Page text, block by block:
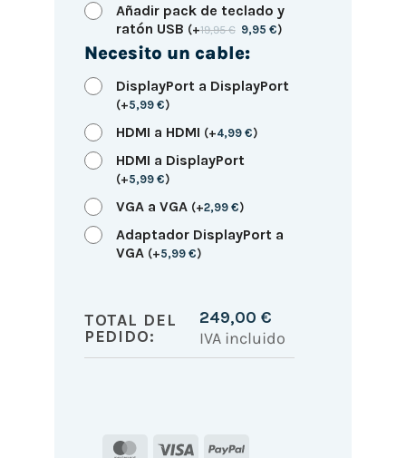
Añadir pack de teclado y
ratón USB (+19,95€ 9,95€)
Necesito un cable:
DisplayPort a DisplayPort
(+5,99 €)
HDMI a HDMI (+4,99 €)
HDMI a DisplayPort
(+5,99 €)
VGA a VGA (+2,99 €)
Adaptador DisplayPort a
VGA (+5,99 €)
TOTAL DEL
PEDIDO:
249,00 €
IVA incluido
MasterCard
Visa
PayPal